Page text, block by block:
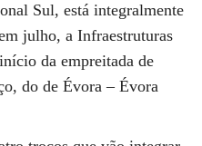
Sul, está integralmente
julho, a Infraestruturas
da empreitada de
do de Évora – Évora